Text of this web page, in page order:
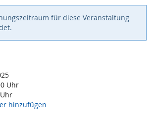
für diese Veranstaltung
Uhr
Uhr
hinzufügen